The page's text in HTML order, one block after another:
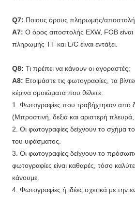
Q7: Ποιους όρους πληρωμής/
A7: Ο όρος αποστολής EXW, FOB είναι
πληρωμής TT και L/C είναι εντάξει.
Q8: Τι πρέπει να κάνουν οι αγοραστές;
A8: Ετοιμάστε τις φωτογραφίες, τα
κέρινα ομοιώματα που θέλετε.
1. Φωτογραφίες που τραβήχτηκαν από
(Μπροστινή, δεξιά και αριστερή
2. Οι φωτογραφίες δείχνουν το σχήμα
του υφάσματος.
3. Οι φωτογραφίες δείχνουν το
φωτογραφίες είναι καθαρές, τόσο
κάνουμε.
4. Φωτογραφίες ή ιδέες σχετικά με την